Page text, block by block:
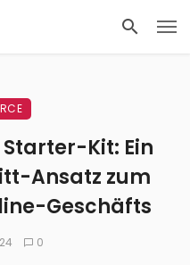
Starter-Kit: Ein
Ansatz zum
Geschäfts
0